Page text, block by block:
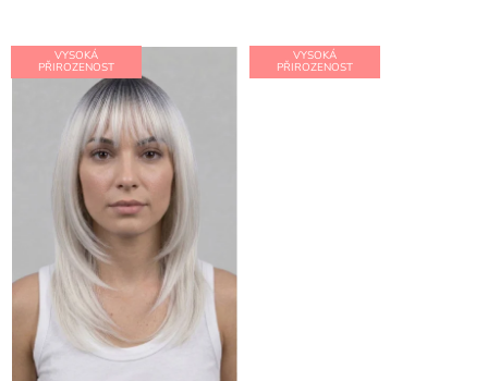
VYSOKÁ
PŘIROZENOST
VYSOKÁ
PŘIROZENOST